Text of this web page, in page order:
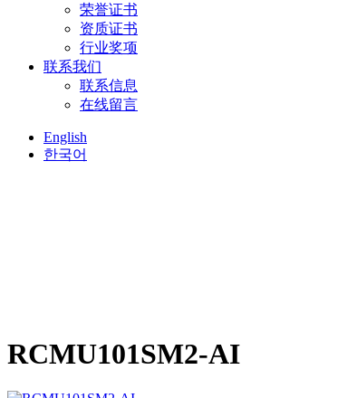
荣誉证书
资质证书
行业奖项
联系我们
联系信息
在线留言
English
한국어
RCMU101SM2-AI